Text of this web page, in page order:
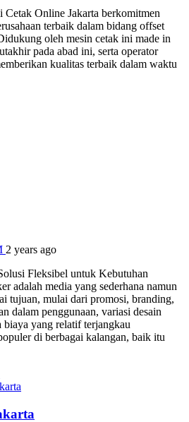
Online Jakarta berkomitmen
terbaik dalam bidang offset
oleh mesin cetak ini made in
pada abad ini, serta operator
kualitas terbaik dalam waktu
2 years ago
Fleksibel untuk Kebutuhan
adalah media yang sederhana namun
tujuan, mulai dari promosi, branding,
dalam penggunaan, variasi desain
biaya yang relatif terjangkau
di berbagai kalangan, baik itu